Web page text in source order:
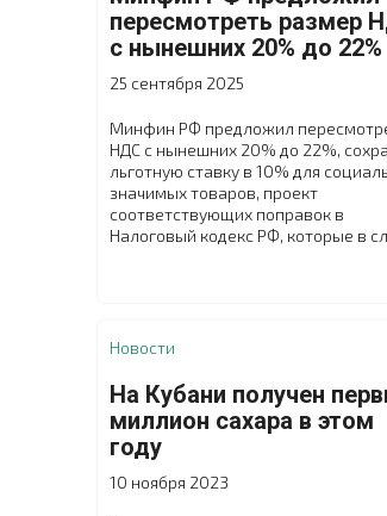
Учёный совет с участием
министра сельского хозяйства
Республики Крым Николая
пересмотреть размер
с нынешних 20% до 22%
25 сентября 2025
Минфин РФ предложил
НДС с нынешних 20% до 22%,
льготную ставку в 10% для
значимых товаров, проект
соответствующих поправок в
Налоговый кодекс РФ, которые в
Новости
На Кубани получен
миллион сахара в этом
году
10 ноября 2023